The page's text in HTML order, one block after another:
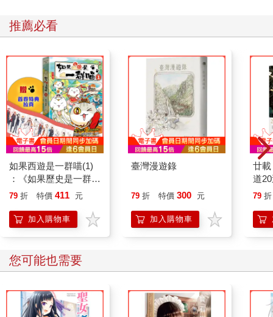
推薦必看
如果西遊是一群喵(1)
：《如果歷史是一群
喵》作者最新力作，附
79 折 特價 411 元
加入購物車
臺灣漫遊錄
79 折 特價 300 元
加入購物車
廿
道
79 折
您可能也需要